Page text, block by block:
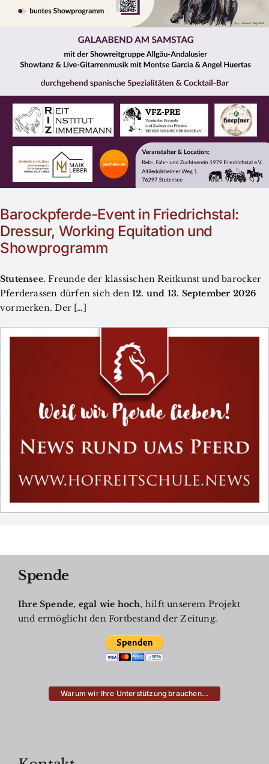
Barockpferde-Event in Friedrichstal:
Dressur, Working Equitation und
Showprogramm
Stutensee. Freunde der klassischen Reitkunst und barocker
Pferderassen dürfen sich den12. und 13. September 2026
vormerken. Der […]
Spende
Ihre Spende, egal wie hoch, hilft unserem Projekt
und ermöglicht den Fortbestand der Zeitung.
Warum wir Ihre Unterstützung brauchen…